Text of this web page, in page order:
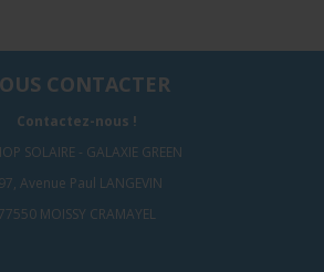
CONTACTER
Contactez-nous !
SOLAIRE - GALAXIE GREEN
Avenue Paul LANGEVIN
77550 MOISSY CRAMAYEL